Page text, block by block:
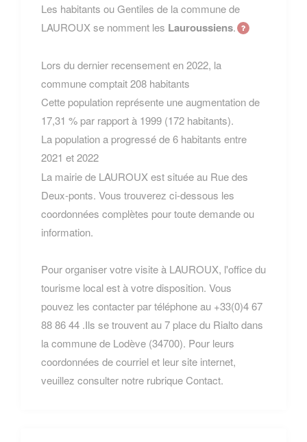
Les habitants ou Gentiles de la commune de
LAUROUX se nomment les Lauroussiens.
Lors du dernier recensement en 2022, la
commune comptait 208 habitants
Cette population représente une augmentation de
17,31 % par rapport à 1999 (172 habitants).
La population a progressé de 6 habitants entre
2021 et 2022
La mairie de LAUROUX est située au Rue des
Deux-ponts. Vous trouverez ci-dessous les
coordonnées complètes pour toute demande ou
information.
Pour organiser votre visite à LAUROUX, l'office du
tourisme local est à votre disposition. Vous
pouvez les contacter par téléphone au +33(0)4 67
88 86 44 .Ils se trouvent au 7 place du Rialto dans
la commune de Lodève (34700). Pour leurs
coordonnées de courriel et leur site internet,
veuillez consulter notre rubrique Contact.